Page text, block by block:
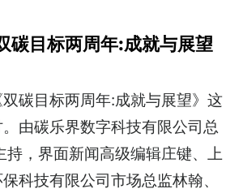
碳目标两周年:成就与展望
碳目标两周年:成就与展望》这
由碳乐界数字科技有限公司总
持，界面新闻高级编辑庄键、上
科技有限公司市场总监林翰、